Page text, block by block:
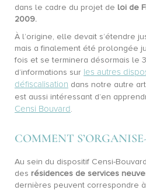
dans le cadre du projet de loi de
2009.
À l’origine, elle devait s’étendre
mais a finalement été prolongée
fois et se terminera désormais le
d’informations sur les autres
défiscalisation dans notre autre
est aussi intéressant d’en
Censi Bouvard.
COMMENT
Au sein du dispositif Censi-
des résidences de services
dernières peuvent correspondre